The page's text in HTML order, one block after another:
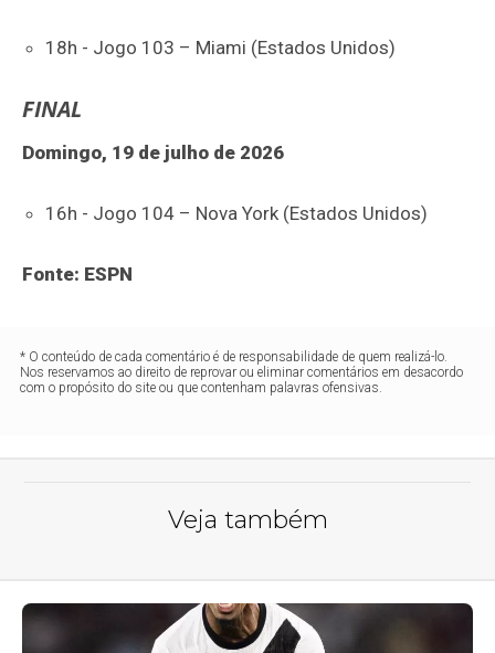
18h - Jogo 103 – Miami (Estados Unidos)
FINAL
Domingo, 19 de julho de 2026
16h - Jogo 104 – Nova York (Estados Unidos)
Fonte: ESPN
* O conteúdo de cada comentário é de responsabilidade de quem realizá-lo.
Nos reservamos ao direito de reprovar ou eliminar comentários em desacordo
com o propósito do site ou que contenham palavras ofensivas.
Veja também